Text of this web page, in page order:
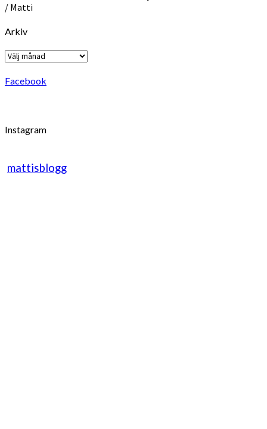
/ Matti
Arkiv
Arkiv
Facebook
Instagram
mattisblogg